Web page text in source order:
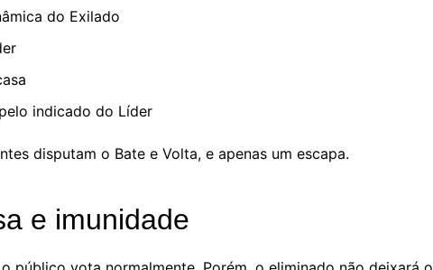
do Exilado
indicado do Líder
disputam o Bate e Volta, e apenas um escapa.
e imunidade